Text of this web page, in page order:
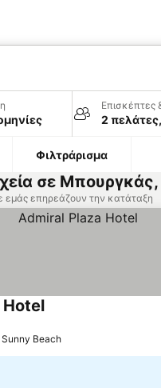
Επισκέπτες
2
Φιλτράρισμα
σε Μπουργκάς,
εμάς επηρεάζουν την κατάταξη
Hotel
Sunny Beach